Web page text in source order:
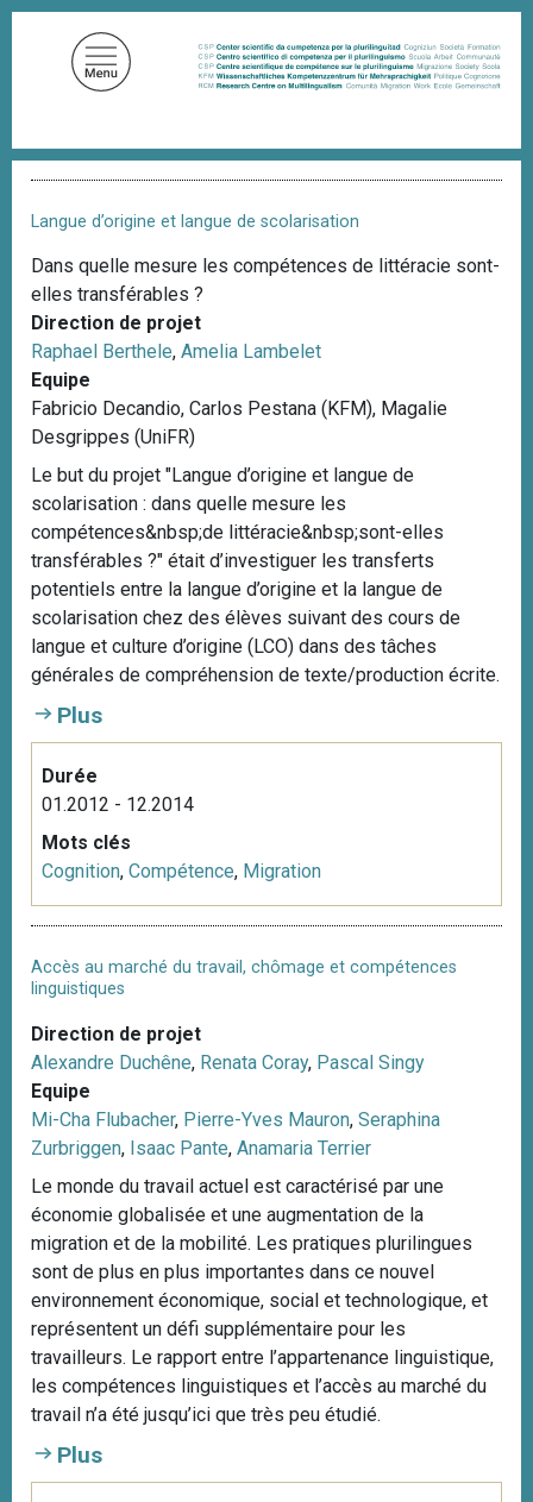
l
d
A
r
i
a
n
e
Langue d’origine et langue de scolarisation
Dans quelle mesure les compétences de littéracie sont-
elles transférables ?
Direction de projet
Raphael Berthele, Amelia Lambelet
Equipe
Fabricio Decandio, Carlos Pestana (KFM), Magalie
Desgrippes (UniFR)
Le but du projet "Langue d’origine et langue de
scolarisation : dans quelle mesure les
compétences&nbsp;de littéracie&nbsp;sont-elles
transférables ?" était d’investiguer les transferts
potentiels entre la langue d’origine et la langue de
scolarisation chez des élèves suivant des cours de
langue et culture d’origine (LCO) dans des tâches
générales de compréhension de texte/production écrite.
Plus
Durée
01.2012 - 12.2014
Mots clés
Cognition, Compétence, Migration
Accès au marché du travail, chômage et compétences
linguistiques
Direction de projet
Alexandre Duchêne, Renata Coray, Pascal Singy
Equipe
Mi-Cha Flubacher, Pierre-Yves Mauron, Seraphina
Zurbriggen, Isaac Pante, Anamaria Terrier
Le monde du travail actuel est caractérisé par une
économie globalisée et une augmentation de la
migration et de la mobilité. Les pratiques plurilingues
sont de plus en plus importantes dans ce nouvel
environnement économique, social et technologique, et
représentent un défi supplémentaire pour les
travailleurs. Le rapport entre l’appartenance linguistique,
les compétences linguistiques et l’accès au marché du
travail n’a été jusqu’ici que très peu étudié.
Plus